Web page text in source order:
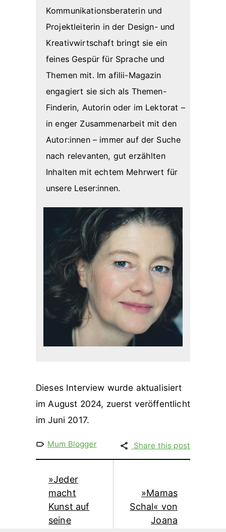
Kommunikationsberaterin und
Projektleiterin in der Design- und
Kreativwirtschaft bringt sie ein
feines Gespür für Sprache und
Themen mit. Im afilii-Magazin
engagiert sie sich als Themen-
Finderin, Autorin oder im Lektorat –
in enger Zusammenarbeit mit den
Autor:innen – immer auf der Suche
nach relevanten, gut erzählten
Inhalten mit echtem Mehrwert für
unsere Leser:innen.
Dieses Interview wurde aktualisiert
im August 2024, zuerst veröffentlicht
im Juni 2017.
Mum Blogger Share this post
»Jeder
macht
Kunst auf
seine
»Mamas
Schal« von
Joana